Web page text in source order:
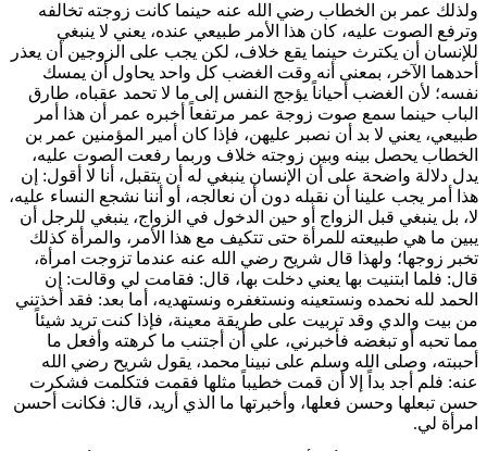
ولذلك عمر بن الخطاب رضي الله عنه حينما كانت زوجته تخالفه
وترفع الصوت عليه، كان هذا الأمر طبيعي عنده، يعني لا ينبغي
للإنسان أن يكترث حينما يقع خلاف، لكن يجب على الزوجين أن يعذر
أحدهما الآخر، بمعنى أنه وقت الغضب كل واحد يحاول أن يمسك
نفسه؛ لأن الغضب أحياناً يؤجج النفس إلى ما لا تحمد عقباه، طارق
الباب حينما سمع صوت زوجة عمر مرتفعاً أخبره عمر
أن هذا أمر
طبيعي، يعني لا بد أن نصبر عليهن، فإذا كان أمير المؤمنين عمر بن
الخطاب يحصل بينه وبين زوجته خلاف وربما رفعت الصوت عليه،
يدل دلالة واضحة على أن الإنسان ينبغي له أن يتقبل، أنا لا أقول: إن
هذا أمر يجب علينا أن نقبله دون أن نعالجه، أو أننا نشجع النساء عليه،
لا، بل ينبغي قبل الزواج أو حين الدخول في الزواج، ينبغي للرجل أن
يبين ما هي طبيعته للمرأة حتى تتكيف مع هذا الأمر، والمرأة كذلك
تخبر زوجها؛ ولهذا قال شريح رضي الله عنه عندما تزوجت امرأة،
قال: فلما ابتنيت بها يعني دخلت بها، قال: فقامت لي وقالت: إن
الحمد لله نحمده ونستعينه ونستغفره ونستهديه، أما بعد: فقد أخذتني
من بيت والدي وقد تربيت على طريقة معينة، فإذا كنت تريد شيئاً
مما تحبه أو تبغضه فأخبرني، علي أن أجتنب ما كرهته وأفعل ما
أحببته، وصلى الله وسلم على نبينا محمد، يقول شريح رضي الله
عنه: فلم أجد بداً إلا أن قمت خطيباً مثلها فقمت فتكلمت فشكرت
حسن تبعلها وحسن فعلها، وأخبرتها ما الذي أريد، قال: فكانت أحسن
امرأة لي.